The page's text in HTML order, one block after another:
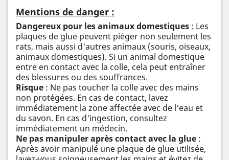
Mentions de danger :
Dangereux pour les animaux domestiques : Les
plaques de glue peuvent piéger non seulement les
rats, mais aussi d'autres animaux (souris, oiseaux,
animaux domestiques). Si un animal domestique
entre en contact avec la colle, cela peut entraîner
des blessures ou des souffrances.
Risque : Ne pas toucher la colle avec des mains
non protégées. En cas de contact, lavez
immédiatement la zone affectée avec de l'eau et
du savon. En cas d'ingestion, consultez
immédiatement un médecin.
Ne pas manipuler après contact avec la glue :
Après avoir manipulé une plaque de glue utilisée,